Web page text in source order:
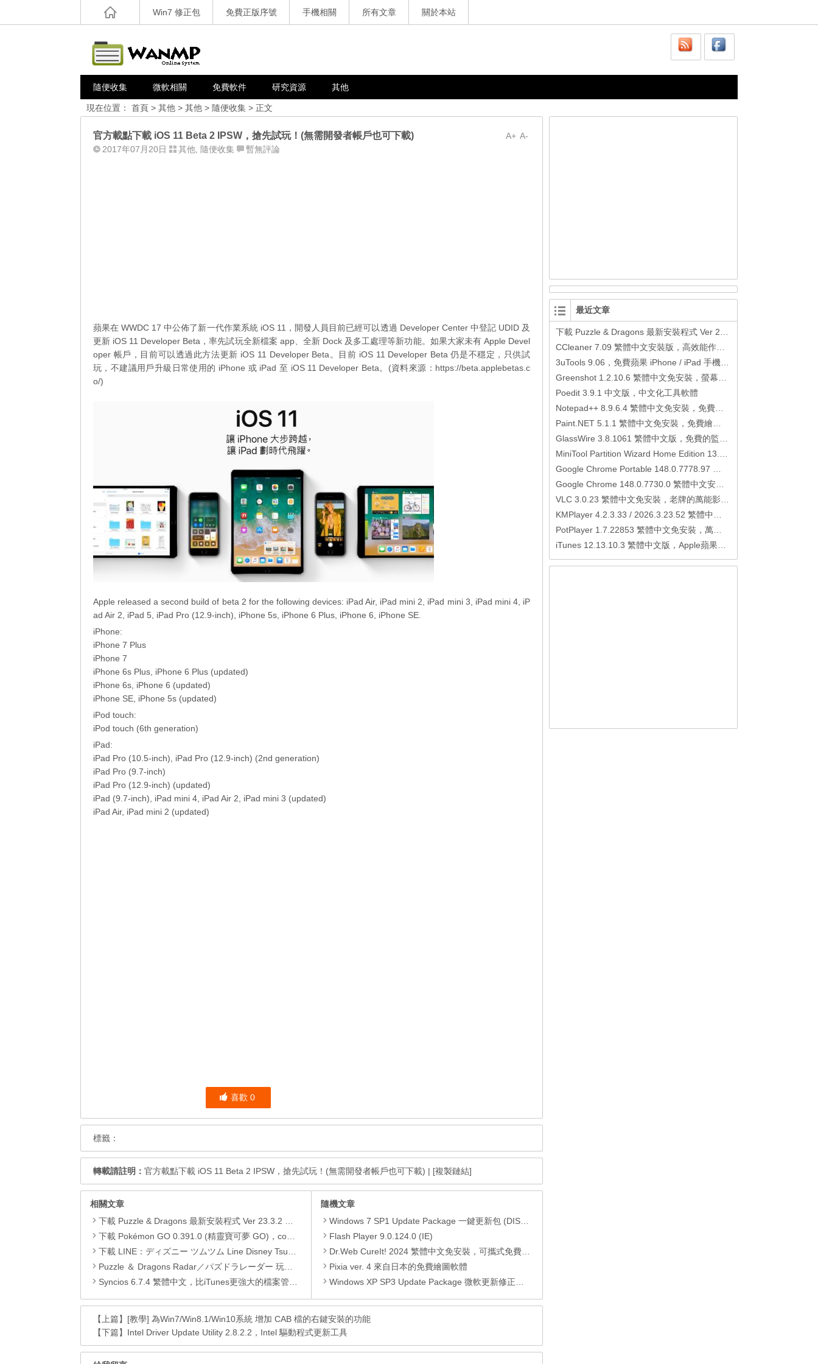
Win7 修正包 免費正版序號 手機相關 所有文章 關於本站
隨便收集 微軟相關 免費軟件 研究資源 其他
現在位置： 首頁 > 其他 > 其他 > 隨便收集 > 正文
A-
A+
官方載點下載 iOS 11 Beta 2 IPSW，搶先試玩！(無需開發者帳戶也可下載)
2017年07月20日 其他 隨便收集 暫無評論
蘋果在 WWDC 17 中公佈了新一代作業系統 iOS 11，開發人員目前已經可以透過 Developer Center 中登記 UDID 及
更新 iOS 11 Developer Beta，率先試玩全新檔案 app、全新 Dock 及多工處理等新功能。如果大家未有 Apple Devel
oper 帳戶，目前可以透過此方法更新 iOS 11 Developer Beta。目前 iOS 11 Developer Beta 仍是不穩定，只供試
玩，不建議用戶升級日常使用的 iPhone 或 iPad 至 iOS 11 Developer Beta。(資料來源：https://beta.applebetas.c
o/)
Apple released a second build of beta 2 for the following devices: iPad Air, iPad mini 2, iPad mini 3, iPad mini 4, iP
ad Air 2, iPad 5, iPad Pro (12.9-inch), iPhone 5s, iPhone 6 Plus, iPhone 6, iPhone SE.
iPhone:
iPhone 7 Plus
iPhone 7
iPhone 6s Plus, iPhone 6 Plus (updated)
iPhone 6s, iPhone 6 (updated)
iPhone SE, iPhone 5s (updated)
iPod touch:
iPod touch (6th generation)
iPad:
iPad Pro (10.5-inch), iPad Pro (12.9-inch) (2nd generation)
iPad Pro (9.7-inch)
iPad Pro (12.9-inch) (updated)
iPad (9.7-inch), iPad mini 4, iPad Air 2, iPad mini 3 (updated)
iPad Air, iPad mini 2 (updated)
喜歡 0
標籤：
轉載請註明： 官方載點下載 iOS 11 Beta 2 IPSW，搶先試玩！(無需開發者帳戶也可下載) | [複製鏈結]
相關文章
下載 Puzzle & Dragons 最新安裝程式 Ver 23.3.2 日本版、港台版… (PAD Radar) (.apk) (.xapk)
下載 Pokémon GO 0.391.0 (精靈寶可夢 GO)，com.nianticlabs.pokemongo (.apk) (.xapk)
下載 LINE：ディズニー ツムツム Line Disney Tsum Tsum APK
Puzzle ＆ Dragons Radar／パズドラレーダー 玩法及連動方法
Syncios 6.7.4 繁體中文，比iTunes更強大的檔案管理兼影片轉檔工具
隨機文章
Windows 7 SP1 Update Package 一鍵更新包 (DISM) (至2019.09)
Flash Player 9.0.124.0 (IE)
Dr.Web CureIt! 2024 繁體中文免安裝，可攜式免費掃毒軟體
Pixia ver. 4 來自日本的免費繪圖軟體
Windows XP SP3 Update Package 微軟更新修正包 (2013.03月份)
【上篇】 [教學] 為Win7/Win8.1/Win10系統 增加 CAB 檔的右鍵安裝的功能
【下篇】 Intel Driver Update Utility 2.8.2.2，Intel 驅動程式更新工具
最近文章
Poedit 3.9.1 中文版，中文化工具軟體